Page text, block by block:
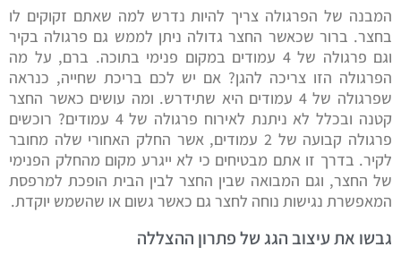
המבנה של הפרגולה צריך להיות נדרש למה שאתם זקוקים לו
בחצר. ברור שכאשר החצר גדולה ניתן לממש גם פרגולה בקיר
וגם פרגולה של 4 עמודים במקום פנימי בתוכה. ברם, על מה
הפרגולה הזו צריכה להגן? אם יש לכם בריכת שחייה, כנראה
שפרגולה של 4 עמודים היא שתידרש. ומה עושים כאשר החצר
קטנה ובכלל לא ניתנת לאירוח פרגולה של 4 עמודים? רוכשים
פרגולה קבועה של 2 עמודים, אשר החלק האחורי שלה מחובר
לקיר. בדרך זו אתם מבטיחים כי לא ייגרע מקום מהחלק הפנימי
של החצר, וגם המבואה שבין החצר לבין הבית הופכת למרפסת
המאפשרת נגישות נוחה לחצר גם כאשר גשום או שהשמש יוקדת.
גבשו את עיצוב הגג של פתרון ההצללה